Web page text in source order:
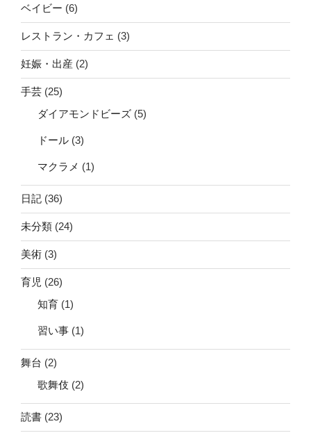
ベイビー (6)
レストラン・カフェ (3)
妊娠・出産 (2)
手芸 (25)
ダイアモンドビーズ (5)
ドール (3)
マクラメ (1)
日記 (36)
未分類 (24)
美術 (3)
育児 (26)
知育 (1)
習い事 (1)
舞台 (2)
歌舞伎 (2)
読書 (23)